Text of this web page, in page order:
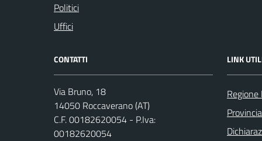
Politici
Uffici
CONTATTI
Via Bruno, 18
14050 Roccaverano (AT)
C.F. 00182620054 - P.Iva:
00182620054
LINK